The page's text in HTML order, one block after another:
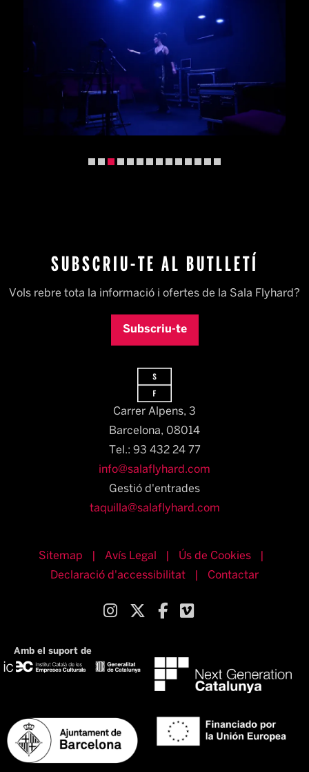
SUBSCRIU-TE AL BUTLLETÍ
Vols rebre tota la informació i ofertes de la Sala Flyhard?
Subscriu-te
Carrer Alpens, 3
Barcelona, 08014​
Tel.: 93 432 24 77
info@salaflyhard.com
Gestió d'entrades
taquilla@salaflyhard.com
Sitemap Avís Legal Ús de Cookies
Declaració d'accessibilitat
Contactar
Link a instagram
Link a twitter
Link a facebook
Amb el suport de